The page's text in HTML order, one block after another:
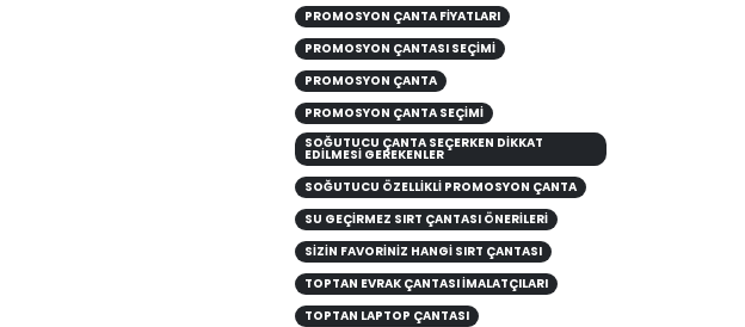
PROMOSYON ÇANTA FİYATLARI
PROMOSYON ÇANTASI SEÇİMİ
PROMOSYON ÇANTA
PROMOSYON ÇANTA SEÇIMI
SOĞUTUCU ÇANTA SEÇERKEN DIKKAT
EDILMESI GEREKENLER
SOĞUTUCU ÖZELLIKLI PROMOSYON ÇANTA
SU GEÇIRMEZ SIRT ÇANTASI ÖNERILERI
SİZİN FAVORİNİZ HANGİ SIRT ÇANTASI
TOPTAN EVRAK ÇANTASI İMALATÇILARI
TOPTAN LAPTOP ÇANTASI